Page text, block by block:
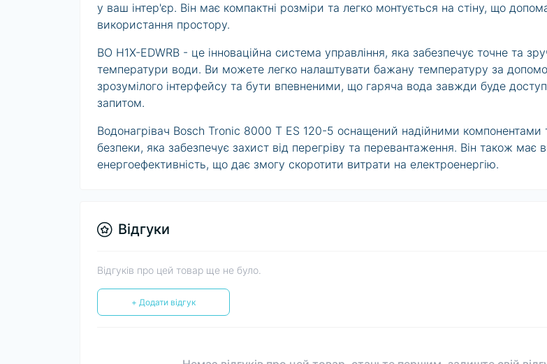
у ваш інтер'єр. Він має компактні розміри та легко монтується на стіну, що
використання простору.
BO H1X-EDWRB - це інноваційна система управління, яка забезпечує точне та
температури води. Ви можете легко налаштувати бажану температуру за
зрозумілого інтерфейсу та бути впевненими, що гаряча вода завжди буде
запитом.
Водонагрівач Bosch Tronic 8000 T ES 120-5 оснащений надійними
безпеки, яка забезпечує захист від перегріву та перевантаження. Він також має
енергоефективність, що дає змогу скоротити витрати на електроенергію.
Відгуки
Відгуків про цей товар ще не було.
+ Додати відгук